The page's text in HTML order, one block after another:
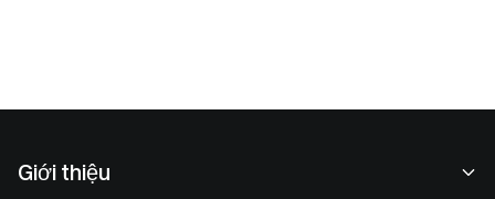
Giới thiệu